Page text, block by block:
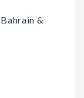
&